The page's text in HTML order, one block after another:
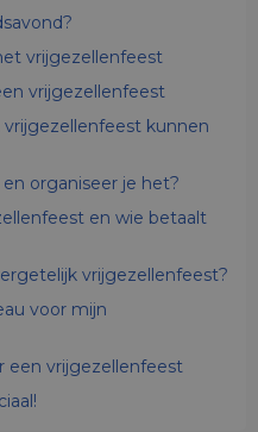
vrijgezellenfeest
vrijgezellenfeest
kunnen
organiseer je het?
en wie betaalt
vrijgezellenfeest?
voor mijn
een vrijgezellenfeest